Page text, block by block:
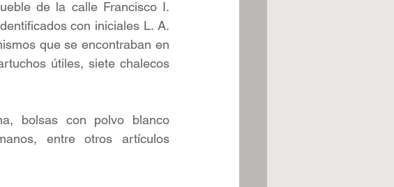
de la calle Francisco I.
con iniciales L. A.
que se encontraban en
útiles, siete chalecos
bolsas con polvo blanco
entre otros artículos